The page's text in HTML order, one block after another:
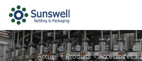
Accueil » Produits » Accessoires »